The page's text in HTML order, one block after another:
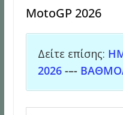
MotoGP 2026
Δείτε επίσης:
2026-–-